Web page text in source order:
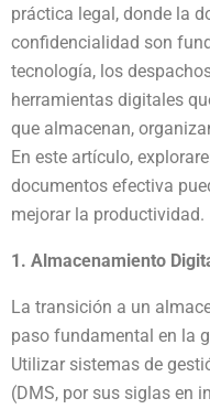
práctica legal, donde la
confidencialidad son
tecnología, los
herramientas digitales
que almacenan,
En este artículo,
documentos efectiva
mejorar la productividad.
1. Almacenamiento
La transición a un
paso fundamental en la
Utilizar sistemas de
(DMS, por sus siglas en